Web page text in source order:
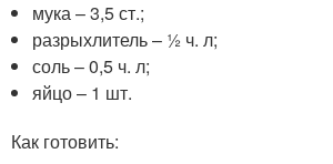
мука – 3,5 ст.;
разрыхлитель – ½ ч. л;
соль – 0,5 ч. л;
яйцо – 1 шт.
Как готовить: